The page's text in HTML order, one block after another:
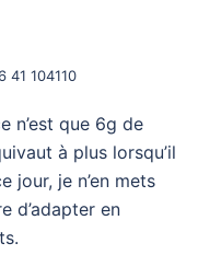
41 104110
n’est que 6g de
à plus lorsqu’il
jour, je n’en mets
d’adapter en